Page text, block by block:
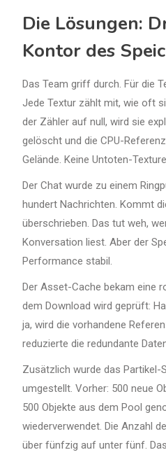
Die Lösungen:
Kontor des
Das Team griff durch. Für die
Jede Textur zählt mit, wie oft
der Zähler auf null, wird sie
gelöscht und die CPU-
Gelände. Keine Untoten-
Der Chat wurde zu einem
hundert Nachrichten. Kommt
überschrieben. Das tut weh,
Konversation liest. Aber der
Performance stabil.
Der Asset-Cache bekam eine
dem Download wird geprüft:
ja, wird die vorhandene
reduzierte die redundante
Zusätzlich wurde das Partikel-
umgestellt. Vorher: 500 neue
500 Objekte aus dem Pool
wiederverwendet. Die Anzahl
über fünfzig auf unter fünf.